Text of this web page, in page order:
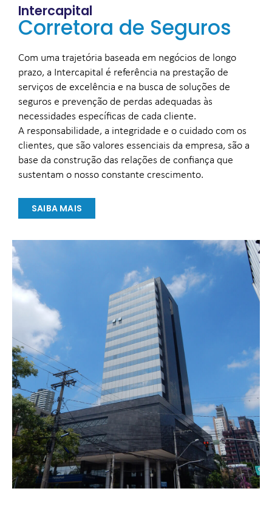
Intercapital
Corretora de Seguros
Com uma trajetória baseada em negócios de longo
prazo, a Intercapital é referência na prestação de
serviços de excelência e na busca de soluções de
seguros e prevenção de perdas adequadas às
necessidades específicas de cada cliente.
A responsabilidade, a integridade e o cuidado com os
clientes, que são valores essenciais da empresa, são a
base da construção das relações de confiança que
sustentam o nosso constante crescimento.
SAIBA MAIS